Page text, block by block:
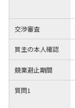
交渉審査
買主の本人確認
競業避止期間
質問1